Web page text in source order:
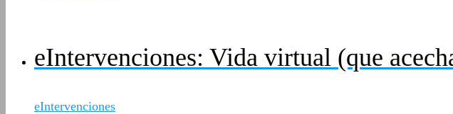
eIntervenciones: Vida virtual (que
eIntervenciones